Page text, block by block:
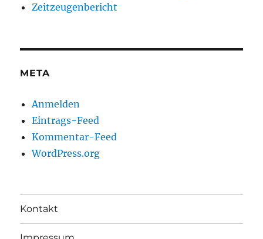
Zeitzeugenbericht
META
Anmelden
Eintrags-Feed
Kommentar-Feed
WordPress.org
Kontakt